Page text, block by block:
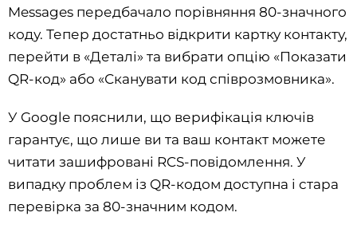
Messages передбачало порівняння 80-значного
коду. Тепер достатньо відкрити картку контакту,
перейти в «Деталі» та вибрати опцію «Показати
QR-код» або «Сканувати код співрозмовника».
У Google пояснили, що верифікація ключів
гарантує, що лише ви та ваш контакт можете
читати зашифровані RCS-повідомлення. У
випадку проблем із QR-кодом доступна і стара
перевірка за 80-значним кодом.